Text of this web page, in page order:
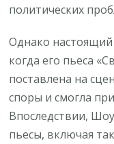
политических
Однако
когда его пьеса
поставлена на
споры и смогла
Впоследствии,
пьесы, включая